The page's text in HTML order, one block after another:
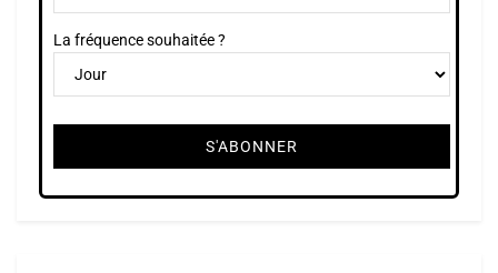
La fréquence souhaitée ?